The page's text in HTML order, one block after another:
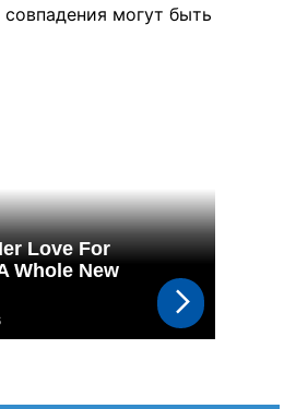
могут быть